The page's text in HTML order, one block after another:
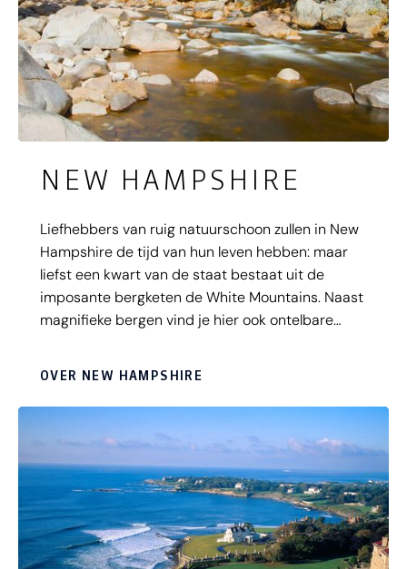
NEW HAMPSHIRE
Liefhebbers van ruig natuurschoon zullen in New
Hampshire de tijd van hun leven hebben: maar
liefst een kwart van de staat bestaat uit de
imposante bergketen de White Mountains. Naast
magnifieke bergen vind je hier ook ontelbare
OVER NEW HAMPSHIRE